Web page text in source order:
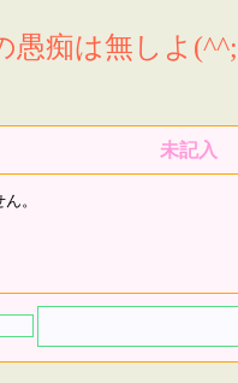
愚痴は無しよ
未記入
。